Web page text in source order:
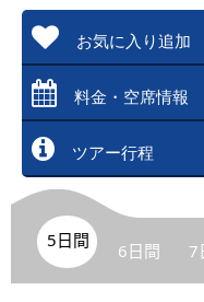
お気に入り追加
料金・空席情報
ツアー行程
5日間 6日間 7